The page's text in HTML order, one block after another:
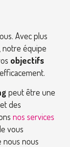
Avec plus
notre équipe
objectifs
peut être une
des
nos services
vous
nous nous